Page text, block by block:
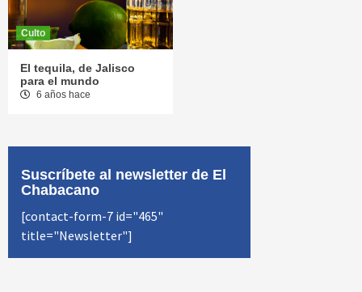
Culto
El tequila, de Jalisco
para el mundo
6 años hace
Suscríbete al newsletter de El
Chabacano
[contact-form-7 id="465"
title="Newsletter"]